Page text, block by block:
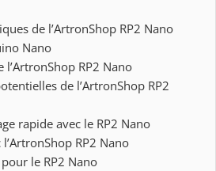
de l’ArtronShop RP2 Nano
Nano
RP2 Nano
de l’ArtronShop RP2
rapide avec le RP2 Nano
RP2 Nano
le RP2 Nano